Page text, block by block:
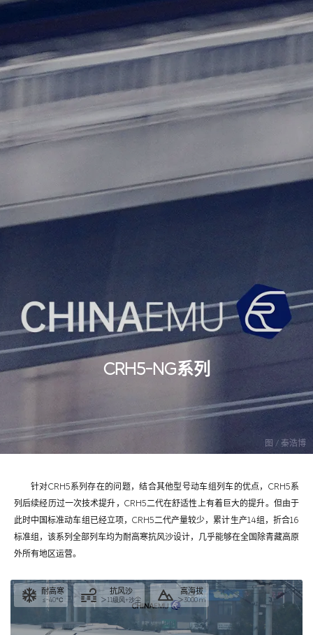
图 / 秦浩博
CRH5-NG系列
针对CRH5系列存在的问题，结合其他型号动车组列车的优点，CRH5系
列后续经历过一次技术提升，CRH5二代在舒适性上有着巨大的提升。但由于
此时中国标准动车组已经立项，CRH5二代产量较少，累计生产14组，折合16
标准组，该系列全部列车均为耐高寒抗风沙设计，几乎能够在全国除青藏高原
外所有地区运营。
耐高寒
≤-40℃
抗风沙
＞11级风+沙尘
高海拔
＞3000 m